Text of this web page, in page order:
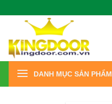
dung
DANH MỤC SẢN PHẨM